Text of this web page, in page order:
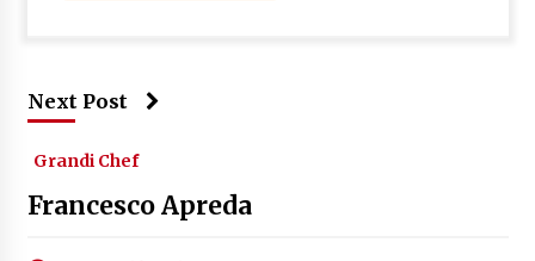
Next Post
Grandi Chef
Francesco Apreda